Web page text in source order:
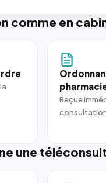
comme en
Reçue
une